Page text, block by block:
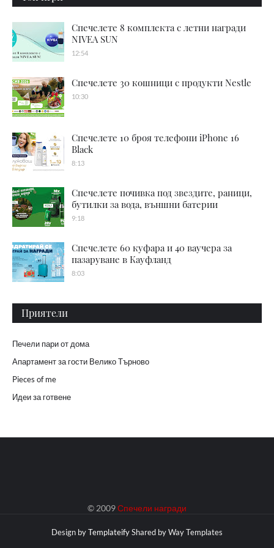
Спечелете 8 комплекта с летни награди
NIVEA SUN
12:54
Спечелете 30 кошници с продукти Nestle
10:30
Спечелете 10 броя телефони iPhone 16
Black
8:13
Спечелете почивка под звездите, раници,
бутилки за вода, външни батерии
9:18
Спечелете 60 куфара и 40 ваучера за
пазаруване в Кауфланд
8:03
Приятели
Печели пари от дома
Апартамент за гости Велико Търново
Pieces of me
Идеи за готвене
© 2009Спечели награди
Design byTemplateifyShared byWay Templates